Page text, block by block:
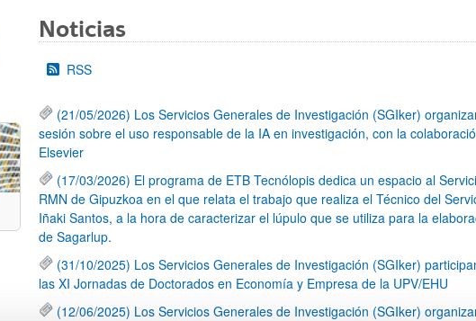
Noticias
RSS
(21/05/2026) Los Servicios Generales de Investigación (SGIker)
sesión sobre el uso responsable de la IA en investigación, con la
Elsevier
(17/03/2026) El programa de ETB Tecnólopis dedica un espacio al
RMN de Gipuzkoa en el que relata el trabajo que realiza el Técnico del
Iñaki Santos, a la hora de caracterizar el lúpulo que se utiliza para la
de Sagarlup.
(31/10/2025) Los Servicios Generales de Investigación (SGIker)
las XI Jornadas de Doctorados en Economía y Empresa de la UPV/EHU
(12/06/2025) Los Servicios Generales de Investigación (SGIker)